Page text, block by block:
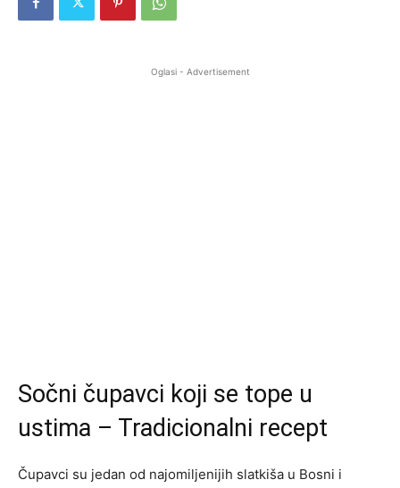
Oglasi - Advertisement
Sočni čupavci koji se tope u
ustima – Tradicionalni recept
Čupavci su jedan od najomiljenijih slatkiša u Bosni i